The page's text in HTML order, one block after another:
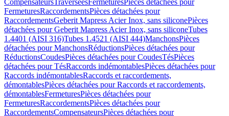
CompensateursTraverséesFermeturesPièces détachées pour
FermeturesRaccordementsPièces détachées pour
RaccordementsGeberit Mapress Acier Inox, sans siliconePièces
détachées pour Geberit Mapress Acier Inox, sans siliconeTubes
1.4401 (AISI 316)Tubes 1.4521 (AISI 444)ManchonsPièces
détachées pour ManchonsRéductionsPièces détachées pour
RéductionsCoudesPièces détachées pour CoudesTésPièces
détachées pour TésRaccords indémontablesPièces détachées pour
Raccords indémontablesRaccords et raccordements,
démontablesPièces détachées pour Raccords et raccordements,
démontablesFermeturesPièces détachées pour
FermeturesRaccordementsPièces détachées pour
RaccordementsCompensateursPièces détachées pour